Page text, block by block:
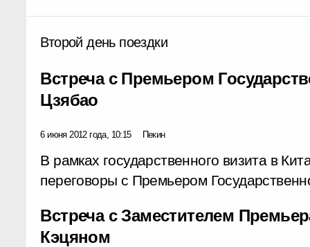
Второй день поездки
Встреча с Премьером
Цзябао
6 июня 2012 года, 10:15 Пекин
В рамках государственного визита в
переговоры с Премьером
Встреча с Заместителем
Кэцяном